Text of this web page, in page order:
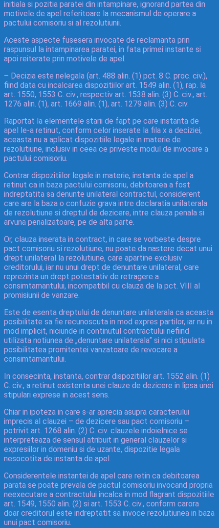
initiala si pozitia paratei din intampinare, ignorand partea din
motivele de apel referitoare la mecanismul de operare a
pactului comisoriu si al rezolutiunii.
Aceste aspecte fusesera invocate de reclamanta prin
raspunsul la intampinarea paratei, in fata primei instante si
apoi reiterate prin motivele de apel.
– Decizia este nelegala (art. 488 alin. (1) pct. 8 C. proc. civ.),
fiind data cu incalcarea dispozitiilor art. 1549 alin. (1), rap. la
art. 1550, 1553 C. civ., respectiv art. 1538 alin. (3) C. civ., art.
1276 alin. (1), art. 1669 alin. (1), art. 1279 alin. (3) C. civ.
Raportat la elementele starii de fapt pe care instanta de
apel le-a retinut, conform celor inserate la fila x a deciziei,
aceasta nu a aplicat dispozitiile legale in materie de
rezolutiune, inclusiv in ceea ce priveste modul de invocare a
pactului comisoriu.
Contrar dispozitiilor legale in materie, instanta de apel a
retinut ca in baza pactului comisoriu, debitoarea a fost
indreptatita sa denunte unilateral contractul, considerent
care are la baza o confuzie grava intre declaratia unilaterala
de rezolutiune si dreptul de dezicere, intre clauza penala si
arvuna penalizatoare, pe de alta parte.
Or, clauza inserata in contract, in care se vorbeste despre
pact comisoriu si rezolutiune, nu poate da nastere decat unui
drept unilateral la rezolutiune, care apartine exclusiv
creditorului, iar nu unui drept de denuntare unilateral, care
reprezinta un drept potestativ de retragere a
consimtamantului, incompatibil cu clauza de la pct. VIII al
promisiunii de vanzare.
Este de esenta dreptului de denuntare unilaterala ca aceasta
posibilitate sa fie recunoscuta in mod expres partilor, iar nu in
mod implicit, niciunde in continutul contractului nefiind
utilizata notiunea de „denuntare unilaterala” si nici stipulata
posibilitatea promitentei vanzatoare de revocare a
consimtamantului.
In consecinta, instanta, contrar dispozitiilor art. 1552 alin. (1)
C. civ., a retinut existenta unei clauze de dezicere in lipsa unei
stipulari exprese in acest sens.
Chiar in ipoteza in care s-ar aprecia asupra caracterului
imprecis al clauzei – de dezicere sau pact comisoriu –
potrivit art. 1268 alin. (2) C. civ. clauzele indoielnice se
interpreteaza de sensul atribuit in general clauzelor si
expresiilor in domeniu si de uzante, dispozitie legala
nesocotita de instanta de apel.
Considerentele instantei de apel care retin ca debitoarea
parata se poate prevala de pactul comisoriu invocand propria
neexecutare a contractului incalca in mod flagrant dispozitiile
art. 1549, 1550 alin. (2) si art. 1553 C. civ., conform carora
doar creditorul este indreptatit sa invoce rezolutiunea in baza
unui pact comisoriu.